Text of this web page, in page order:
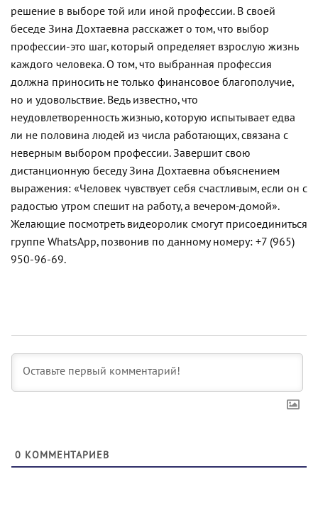
решение в выборе той или иной профессии. В своей
беседе Зина Дохтаевна расскажет о том, что выбор
профессии-это шаг, который определяет взрослую жизнь
каждого человека. О том, что выбранная профессия
должна приносить не только финансовое благополучие,
но и удовольствие. Ведь известно, что
неудовлетворенность жизнью, которую испытывает едва
ли не половина людей из числа работающих, связана с
неверным выбором профессии. Завершит свою
дистанционную беседу Зина Дохтаевна объяснением
выражения: «Человек чувствует себя счастливым, если он с
радостью утром спешит на работу, а вечером-домой».
Желающие посмотреть видеоролик смогут присоединиться
группе WhatsApp, позвонив по данному номеру: +7 (965)
950-96-69.
0 КОММЕНТАРИЕВ